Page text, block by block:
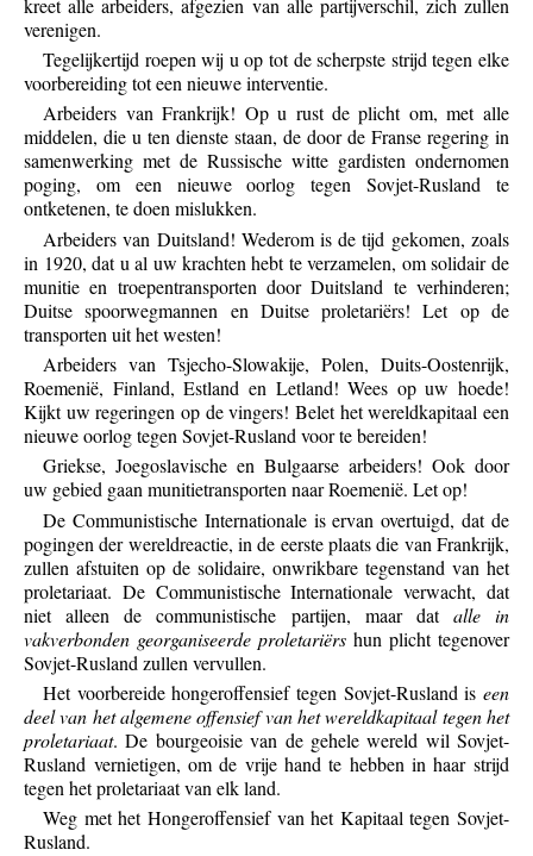
kreet alle arbeiders, afgezien van alle partijverschil, zich zullen
verenigen.
Tegelijkertijd roepen wij u op tot de scherpste strijd tegen elke
voorbereiding tot een nieuwe interventie.
Arbeiders van Frankrijk! Op u rust de plicht om, met alle
middelen, die u ten dienste staan, de door de Franse regering in
samenwerking met de Russische witte gardisten ondernomen
poging, om een nieuwe oorlog tegen Sovjet-Rusland te
ontketenen, te doen mislukken.
Arbeiders van Duitsland! Wederom is de tijd gekomen, zoals
in 1920, dat u al uw krachten hebt te verzamelen, om solidair de
munitie en troepentransporten door Duitsland te verhinderen;
Duitse spoorwegmannen en Duitse proletariërs! Let op de
transporten uit het westen!
Arbeiders van Tsjecho-Slowakije, Polen, Duits-Oostenrijk,
Roemenië, Finland, Estland en Letland! Wees op uw hoede!
Kijkt uw regeringen op de vingers! Belet het wereldkapitaal een
nieuwe oorlog tegen Sovjet-Rusland voor te bereiden!
Griekse, Joegoslavische en Bulgaarse arbeiders! Ook door
uw gebied gaan munitietransporten naar Roemenië. Let op!
De Communistische Internationale is ervan overtuigd, dat de
pogingen der wereldreactie, in de eerste plaats die van Frankrijk,
zullen afstuiten op de solidaire, onwrikbare tegenstand van het
proletariaat. De Communistische Internationale verwacht, dat
niet alleen de communistische partijen, maar dat alle in
vakverbonden georganiseerde proletariërs hun plicht tegenover
Sovjet-Rusland zullen vervullen.
Het voorbereide hongeroffensief tegen Sovjet-Rusland is een
deel van het algemene offensief van het wereldkapitaal tegen het
proletariaat. De bourgeoisie van de gehele wereld wil Sovjet-
Rusland vernietigen, om de vrije hand te hebben in haar strijd
tegen het proletariaat van elk land.
Weg met het Hongeroffensief van het Kapitaal tegen Sovjet-
Rusland.